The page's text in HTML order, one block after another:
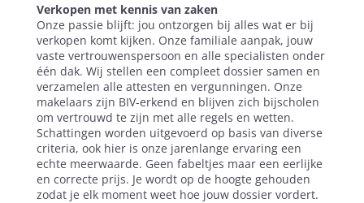
Verkopen met kennis van zaken
Onze passie blijft: jou ontzorgen bij alles wat er bij
verkopen komt kijken. Onze familiale aanpak, jouw
vaste vertrouwenspersoon en alle specialisten onder
één dak. Wij stellen een compleet dossier samen en
verzamelen alle attesten en vergunningen. Onze
makelaars zijn BIV-erkend en blijven zich bijscholen
om vertrouwd te zijn met alle regels en wetten.
Schattingen worden uitgevoerd op basis van diverse
criteria, ook hier is onze jarenlange ervaring een
echte meerwaarde. Geen fabeltjes maar een eerlijke
en correcte prijs. Je wordt op de hoogte gehouden
zodat je elk moment weet hoe jouw dossier vordert.